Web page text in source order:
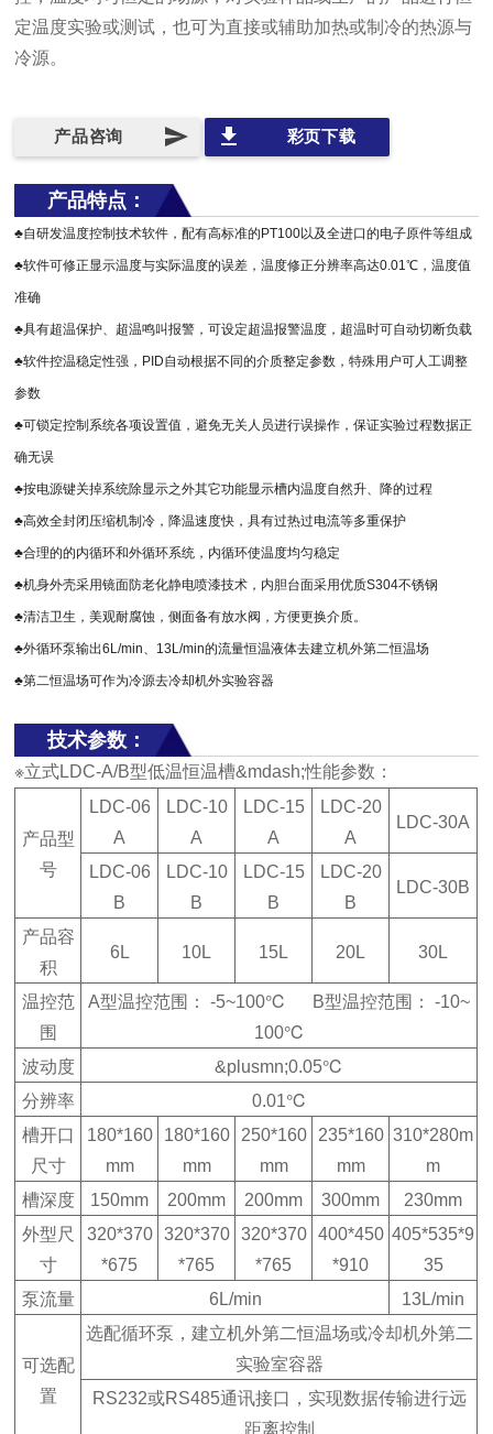
定温度实验或测试，也可为直接或辅助加热或制冷的热源与
冷源。
send
产品咨询 file_download 彩页下载
产品特点：
♣自研发温度控制技术软件，配有高标准的PT100以及全进口的电子原件等组成
♣软件可修正显示温度与实际温度的误差，温度修正分辨率高达0.01℃，温度值
准确
♣具有超温保护、超温鸣叫报警，可设定超温报警温度，超温时可自动切断负载
♣软件控温稳定性强，PID自动根据不同的介质整定参数，特殊用户可人工调整
参数
♣可锁定控制系统各项设置值，避免无关人员进行误操作，保证实验过程数据正
确无误
♣按电源键关掉系统除显示之外其它功能显示槽内温度自然升、降的过程
♣高效全封闭压缩机制冷，降温速度快，具有过热过电流等多重保护
♣合理的的内循环和外循环系统，内循环使温度均匀稳定
♣机身外壳采用镜面防老化静电喷漆技术，内胆台面采用优质S304不锈钢
♣清洁卫生，美观耐腐蚀，侧面备有放水阀，方便更换介质。
♣外循环泵输出6L/min、13L/min的流量恒温液体去建立机外第二恒温场
♣第二恒温场可作为冷源去冷却机外实验容器
技术参数：
※立式LDC-A/B型低温恒温槽&mdash;性能参数：
产品型
号
LDC-06
A
LDC-10
A
LDC-15
A
LDC-20
A
LDC-30A
LDC-06
B
LDC-10
B
LDC-15
B
LDC-20
B
LDC-30B
产品容
积
6L 10L 15L 20L 30L
温控范
围
A型温控范围： -5~100℃ B型温控范围： -10~
100℃
波动度
&plusmn;0.05℃
分辨率
0.01℃
槽开口
尺寸
180*160
mm
180*160
mm
250*160
mm
235*160
mm
310*280m
m
槽深度
150mm 200mm 200mm 300mm
230mm
外型尺
寸
320*370
*675
320*370
*765
320*370
*765
400*450
*910
405*535*9
35
泵流量
6L/min 13L/min
可选配
置
选配循环泵，建立机外第二恒温场或冷却机外第二
实验室容器
RS232或RS485通讯接口，实现数据传输进行远
距离控制